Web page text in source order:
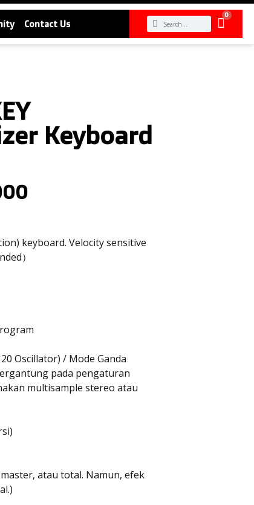
Contact Us
0
Keyboard
keyboard. Velocity sensitive
）
Oscillator) / Mode Ganda
pada pengaturan
multisample stereo atau
atau total. Namun, efek